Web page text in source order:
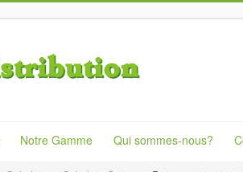
Notre Gamme Qui sommes-nous?